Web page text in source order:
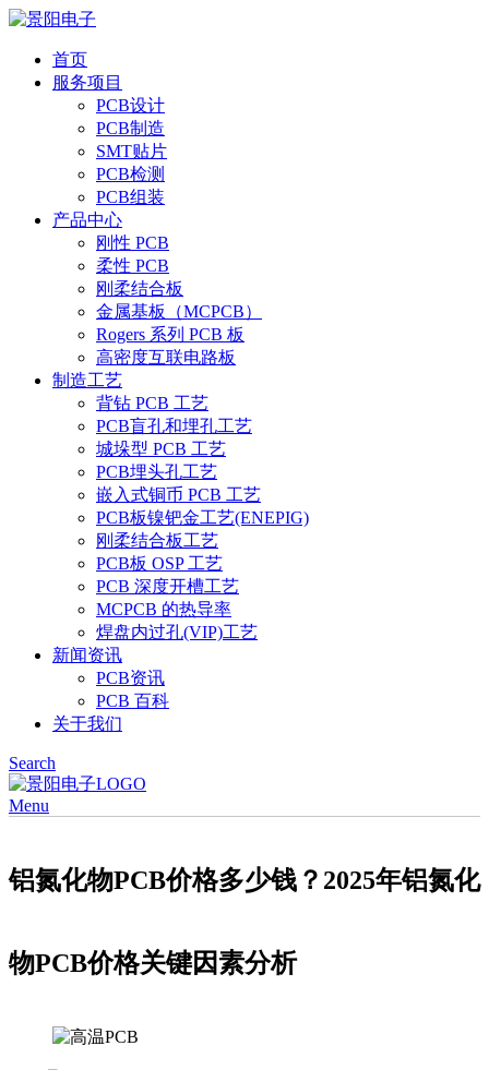
首页
服务项目
PCB设计
PCB制造
SMT贴片
PCB检测
PCB组装
产品中心
刚性 PCB
柔性 PCB
刚柔结合板
金属基板（MCPCB）
Rogers 系列 PCB 板
高密度互联电路板
制造工艺
背钻 PCB 工艺
PCB盲孔和埋孔工艺
城垛型 PCB 工艺
PCB埋头孔工艺
嵌入式铜币 PCB 工艺
PCB板镍钯金工艺(ENEPIG)
刚柔结合板工艺
PCB板 OSP 工艺
PCB 深度开槽工艺
MCPCB 的热导率
焊盘内过孔(VIP)工艺
新闻资讯
PCB资讯
PCB 百科
关于我们
Search
Menu
铝氮化物PCB价格多少钱？2025年铝氮化
物PCB价格关键因素分析